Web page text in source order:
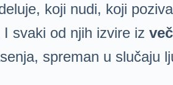
koji nudi, koji
I svaki od njih izvire iz
spreman u slučaju